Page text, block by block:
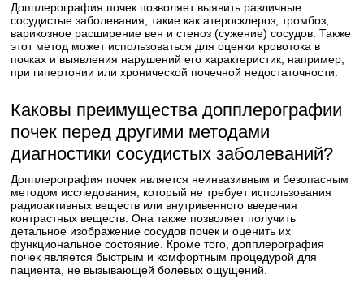
Допплерография почек позволяет выявить различные
сосудистые заболевания, такие как атеросклероз, тромбоз,
варикозное расширение вен и стеноз (сужение) сосудов. Также
этот метод может использоваться для оценки кровотока в
почках и выявления нарушений его характеристик, например,
при гипертонии или хронической почечной недостаточности.
Каковы преимущества допплерографии
почек перед другими методами
диагностики сосудистых заболеваний?
Допплерография почек является неинвазивным и безопасным
методом исследования, который не требует использования
радиоактивных веществ или внутривенного введения
контрастных веществ. Она также позволяет получить
детальное изображение сосудов почек и оценить их
функциональное состояние. Кроме того, допплерография
почек является быстрым и комфортным процедурой для
пациента, не вызывающей болевых ощущений.